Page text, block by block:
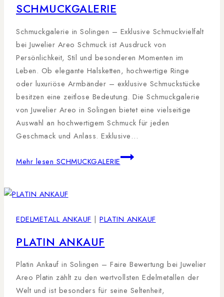
SCHMUCKGALERIE
Schmuckgalerie in Solingen – Exklusive Schmuckvielfalt
bei Juwelier Areo Schmuck ist Ausdruck von
Persönlichkeit, Stil und besonderen Momenten im
Leben. Ob elegante Halsketten, hochwertige Ringe
oder luxuriöse Armbänder – exklusive Schmuckstücke
besitzen eine zeitlose Bedeutung. Die Schmuckgalerie
von Juwelier Areo in Solingen bietet eine vielseitige
Auswahl an hochwertigem Schmuck für jeden
Geschmack und Anlass. Exklusive…
Mehr lesen SCHMUCKGALERIE
EDELMETALL ANKAUF | PLATIN ANKAUF
PLATIN ANKAUF
Platin Ankauf in Solingen – Faire Bewertung bei Juwelier
Areo Platin zählt zu den wertvollsten Edelmetallen der
Welt und ist besonders für seine Seltenheit,